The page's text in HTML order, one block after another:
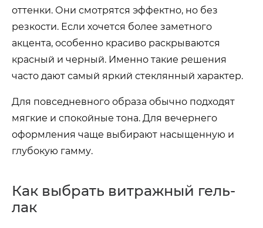
оттенки. Они смотрятся эффектно, но без
резкости. Если хочется более заметного
акцента, особенно красиво раскрываются
красный и черный. Именно такие решения
часто дают самый яркий стеклянный характер.
Для повседневного образа обычно подходят
мягкие и спокойные тона. Для вечернего
оформления чаще выбирают насыщенную и
глубокую гамму.
Как выбрать витражный гель-
лак